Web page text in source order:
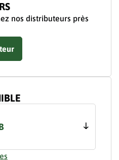
nos distributeurs près